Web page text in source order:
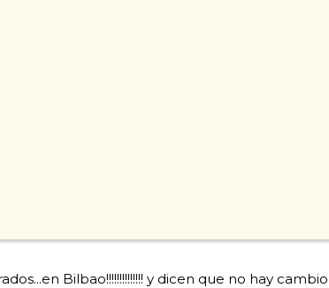
Bilbao!!!!!!!!!!!!!! y dicen que no hay cambio